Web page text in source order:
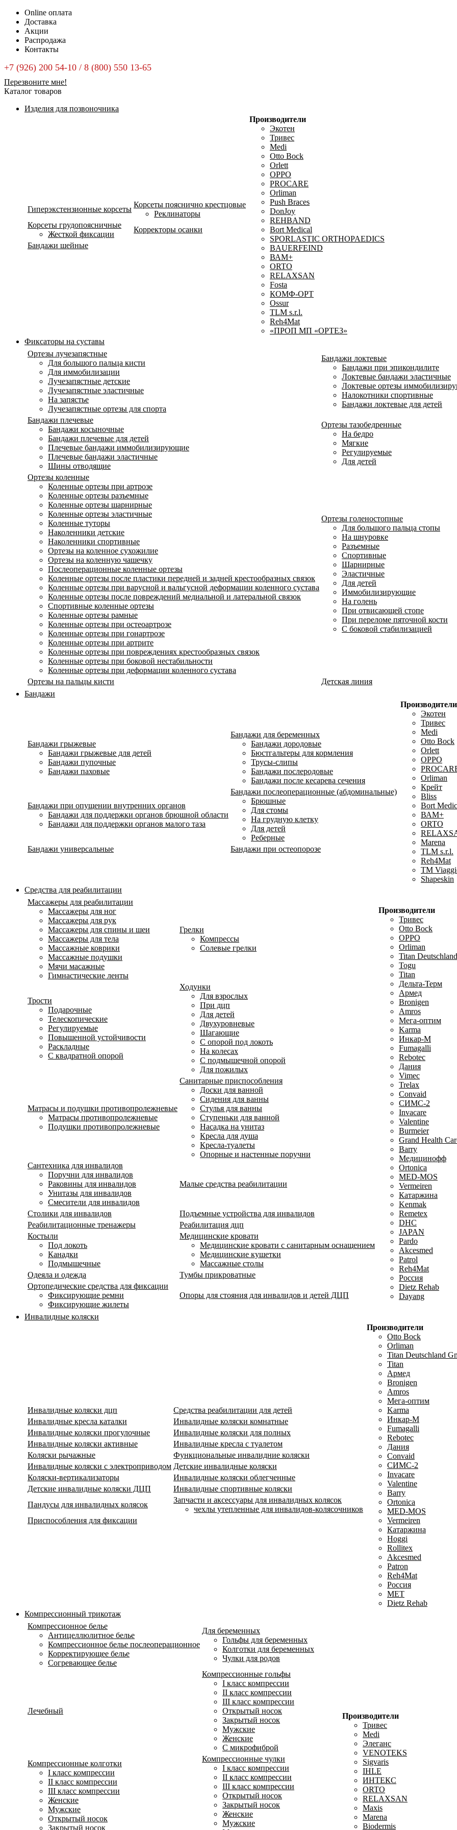
Online оплата
Доставка
Акции
Распродажа
Контакты
+7 (926) 200 54-10 / 8 (800) 550 13-65
Перезвоните мне!
Каталог товаров
Изделия для позвоночника
Гиперэкстензионные корсеты
Корсеты пояснично крестцовые
Реклинаторы
Корсеты грудопоясничные
Жесткой фиксации
Корректоры осанки
Бандажи шейные
Производители
Экотен
Тривес
Medi
Otto Bock
Orlett
OPPO
PROCARE
Orliman
Push Braces
DonJoy
REHBAND
Bort Medical
SPORLASTIC ORTHOPAEDICS
BAUERFEIND
ВАМ+
ORTO
RELAXSAN
Fosta
КОМФ-ОРТ
Ossur
TLM s.r.l.
Reh4Mat
«ПРОП МП «ОРТЕЗ»
Фиксаторы на суставы
Ортезы лучезапястные
Для большого пальца кисти
Для иммобилизации
Лучезапястные детские
Лучезапястные эластичные
На запястье
Лучезапястные ортезы для спорта
Бандажи локтевые
Бандажи при эпикондилите
Локтевые бандажи эластичные
Локтевые ортезы
Налокотники спортивные
Бандажи локтевые для детей
Бандажи плечевые
Бандажи косыночные
Бандажи плечевые для детей
Плечевые бандажи иммобилизирующие
Плечевые бандажи эластичные
Шины отводящие
Ортезы тазобедренные
На бедро
Мягкие
Регулируемые
Для детей
Ортезы коленные
Коленные ортезы при артрозе
Коленные ортезы разъемные
Коленные ортезы шарнирные
Коленные ортезы эластичные
Коленные туторы
Наколенники детские
Наколенники спортивные
Ортезы на коленное сухожилие
Ортезы на коленную чашечку
Послеоперационные коленные ортезы
Коленные ортезы после пластики передней и задней крестообразных связок
Коленные ортезы при варусной и вальгусной деформации коленного сустава
Коленные ортезы после повреждений медиальной и латеральной связок
Спортивные коленные ортезы
Коленные ортезы рамные
Коленные ортезы при остеоартрозе
Коленные ортезы при гонартрозе
Коленные ортезы при артрите
Коленные ортезы при повреждениях крестообразных связок
Коленные ортезы при боковой нестабильности
Коленные ортезы при деформации коленного сустава
Ортезы голеностопные
Для большого пальца стопы
На шнуровке
Разъемные
Спортивные
Шарнирные
Эластичные
Для детей
Иммобилизирующие
На голень
При отвисающей стопе
При переломе пяточной кости
С боковой стабилизацией
Ортезы на пальцы кисти
Детская линия
Бандажи
Бандажи грыжевые
Бандажи грыжевые для детей
Бандажи пупочные
Бандажи паховые
Бандажи для беременных
Бандажи дородовые
Бюстгальтеры для кормления
Трусы-слипы
Бандажи послеродовые
Бандажи после кесарева сечения
Бандажи при опущении внутренних органов
Бандажи для поддержки органов брюшной области
Бандажи для поддержки органов малого таза
Бандажи послеоперационные (абдоминальные)
Брюшные
Для стомы
На грудную клетку
Для детей
Реберные
Бандажи универсальные
Бандажи при остеопорозе
Производители
Экотен
Тривес
Medi
Otto Bock
Orlett
OPPO
Orliman
Крейт
Bliss
Bort
ВАМ+
ORTO
Marena
TLM s.r.l.
Reh4Mat
TM
Shapeskin
Средства для реабилитации
Массажеры для реабилитации
Массажеры для ног
Массажеры для рук
Массажеры для спины и шеи
Массажеры для тела
Массажные коврики
Массажные подушки
Мячи масажные
Гимнастические ленты
Грелки
Компрессы
Солевые грелки
Трости
Подарочные
Телескопические
Регулируемые
Повышенной устойчивости
Раскладные
С квадратной опорой
Ходунки
Для взрослых
При дцп
Для детей
Двухуровневые
Шагающие
С опорой под локоть
На колесах
С подмышечной опорой
Для пожилых
Матрасы и подушки противопролежневые
Матрасы противопролежневые
Подушки противопролежневые
Санитарные приспособления
Доски для ванной
Сидения для ванны
Стулья для ванны
Ступеньки для ванной
Насадка на унитаз
Кресла для душа
Кресла-туалеты
Опорные и настенные поручни
Сантехника для инвалидов
Поручни для инвалидов
Раковины для инвалидов
Унитазы для инвалидов
Смесители для инвалидов
Малые средства реабилитации
Столики для инвалидов
Подъемные устройства для инвалидов
Реабилитационные тренажеры
Реабилитация дцп
Костыли
Под локоть
Канадки
Подмышечные
Медицинские кровати
Медицинские кровати с санитарным оснащением
Медицинские кушетки
Массажные столы
Одеяла и одежда
Тумбы прикроватные
Ортопедические средства для фиксации
Фиксирующие ремни
Фиксирующие жилеты
Опоры для стояния для инвалидов и детей ДЦП
Производители
Тривес
Otto Bock
OPPO
Orliman
Titan
Togu
Titan
Дельта-Терм
Армед
Bronigen
Amros
Мега-оптим
Karma
Инкар-М
Fumagalli
Rebotec
Дания
Vimec
Trelax
Convaid
СИМС-2
Invacare
Valentine
Burmeier
Grand Health
Barry
Медицинофф
Ortonica
MED-MOS
Vermeiren
Катаржина
Kenmak
Remetex
DHC
JAPAN
Pardo
Akcesmed
Patrol
Reh4Mat
Россия
Dietz Rehab
Dayang
Инвалидные коляски
Инвалидные коляски дцп
Средства реабилитации для детей
Инвалидные кресла каталки
Инвалидные коляски комнатные
Инвалидные коляски прогулочные
Инвалидные коляски для полных
Инвалидные коляски активные
Инвалидные кресла с туалетом
Коляски рычажные
Функциональные инвалидние коляски
Инвалидные коляски с электроприводом Детские инвалидные коляски
Коляски-вертикализаторы
Инвалидные коляски облегченные
Детские инвалидные коляски ДЦП
Инвалидные спортивные коляски
Пандусы для инвалидных колясок
Запчасти и аксессуары для инвалидных колясок
чехлы утепленные для инвалидов-колясочников
Приспособления для фиксации
Производители
Otto Bock
Orliman
Titan Deutschland
Titan
Армед
Bronigen
Amros
Мега-оптим
Karma
Инкар-М
Fumagalli
Rebotec
Дания
Convaid
СИМС-2
Invacare
Valentine
Barry
Ortonica
MED-MOS
Vermeiren
Катаржина
Hoggi
Rollitex
Akcesmed
Patron
Reh4Mat
Россия
МЕТ
Dietz Rehab
Компрессионный трикотаж
Компрессионное белье
Антицеллюлитное белье
Компрессионное белье послеоперационное
Корректирующее белье
Согревающее белье
Для беременных
Гольфы для беременных
Колготки для беременных
Чулки для родов
Лечебный
Компрессионные гольфы
I класс компрессии
II класс компрессии
III класс компрессии
Открытый носок
Закрытый носок
Мужские
Женские
С микрофиброй
Компрессионные колготки
I класс компрессии
II класс компрессии
III класс компрессии
Женские
Мужские
Открытый носок
Закрытый носок
Компрессионные чулки
I класс компрессии
II класс компрессии
III класс компрессии
Открытый носок
Закрытый носок
Женские
Мужские
Производители
Тривес
Medi
Элеганс
VENOTEKS
Sigvaris
IHLE
ИНТЕКС
ORTO
RELAXSAN
Maxis
Marena
Biodermis